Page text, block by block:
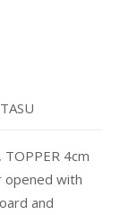
4cm
opened with
and